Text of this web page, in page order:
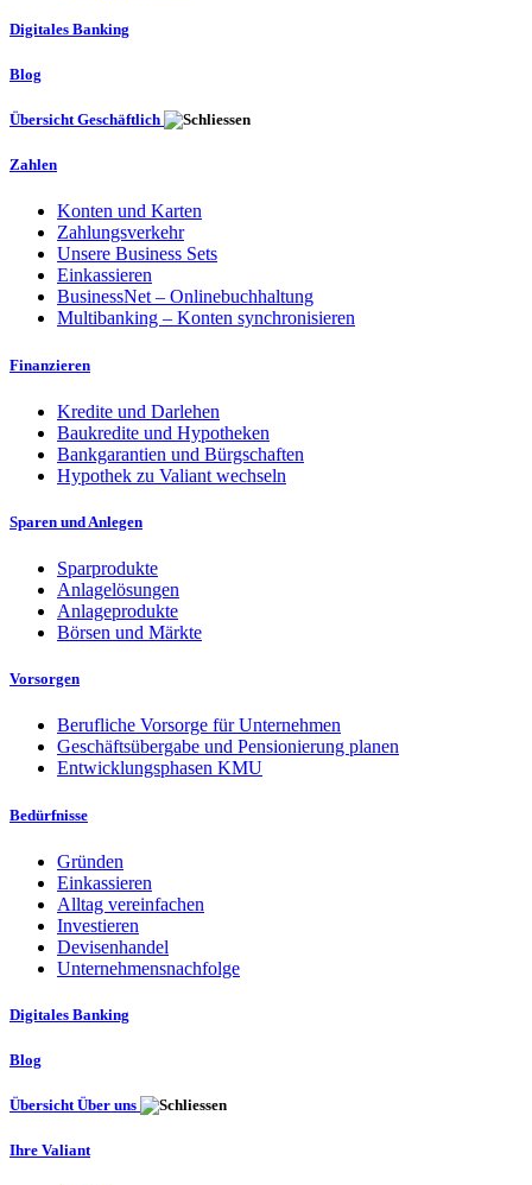
Digitales Banking
Blog
Übersicht Geschäftlich
Zahlen
Konten und Karten
Zahlungsverkehr
Unsere Business Sets
Einkassieren
BusinessNet – Onlinebuchhaltung
Multibanking – Konten synchronisieren
Finanzieren
Kredite und Darlehen
Baukredite und Hypotheken
Bankgarantien und Bürgschaften
Hypothek zu Valiant wechseln
Sparen und Anlegen
Sparprodukte
Anlagelösungen
Anlageprodukte
Börsen und Märkte
Vorsorgen
Berufliche Vorsorge für Unternehmen
Geschäftsübergabe und Pensionierung planen
Entwicklungsphasen KMU
Bedürfnisse
Gründen
Einkassieren
Alltag vereinfachen
Investieren
Devisenhandel
Unternehmensnachfolge
Digitales Banking
Blog
Übersicht Über uns
Ihre Valiant